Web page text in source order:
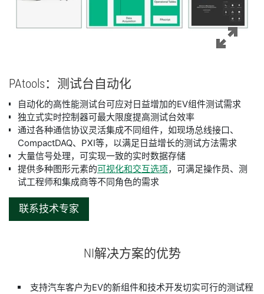
PAtools： 测试台自动化
自动化的高性能测试台可应对日益增加的EV组件测试需求
​独立式实时控制器可最大限度提高测试台效率
​通过各种通信协议灵活集成不同组件，如现场总线接口、
CompactDAQ、PXI等，以满足日益增长的测试方法需求
​大量信号处理，可实现一致的实时数据存储
​提供多种图形元素的可视化和交互选项，可满足操作员、测
试工程师和集成商等不同角色的需求
联系技术专家
NI解决方案的优势
​​​支持汽车客户为EV的新组件和技术开发切实可行的测试程